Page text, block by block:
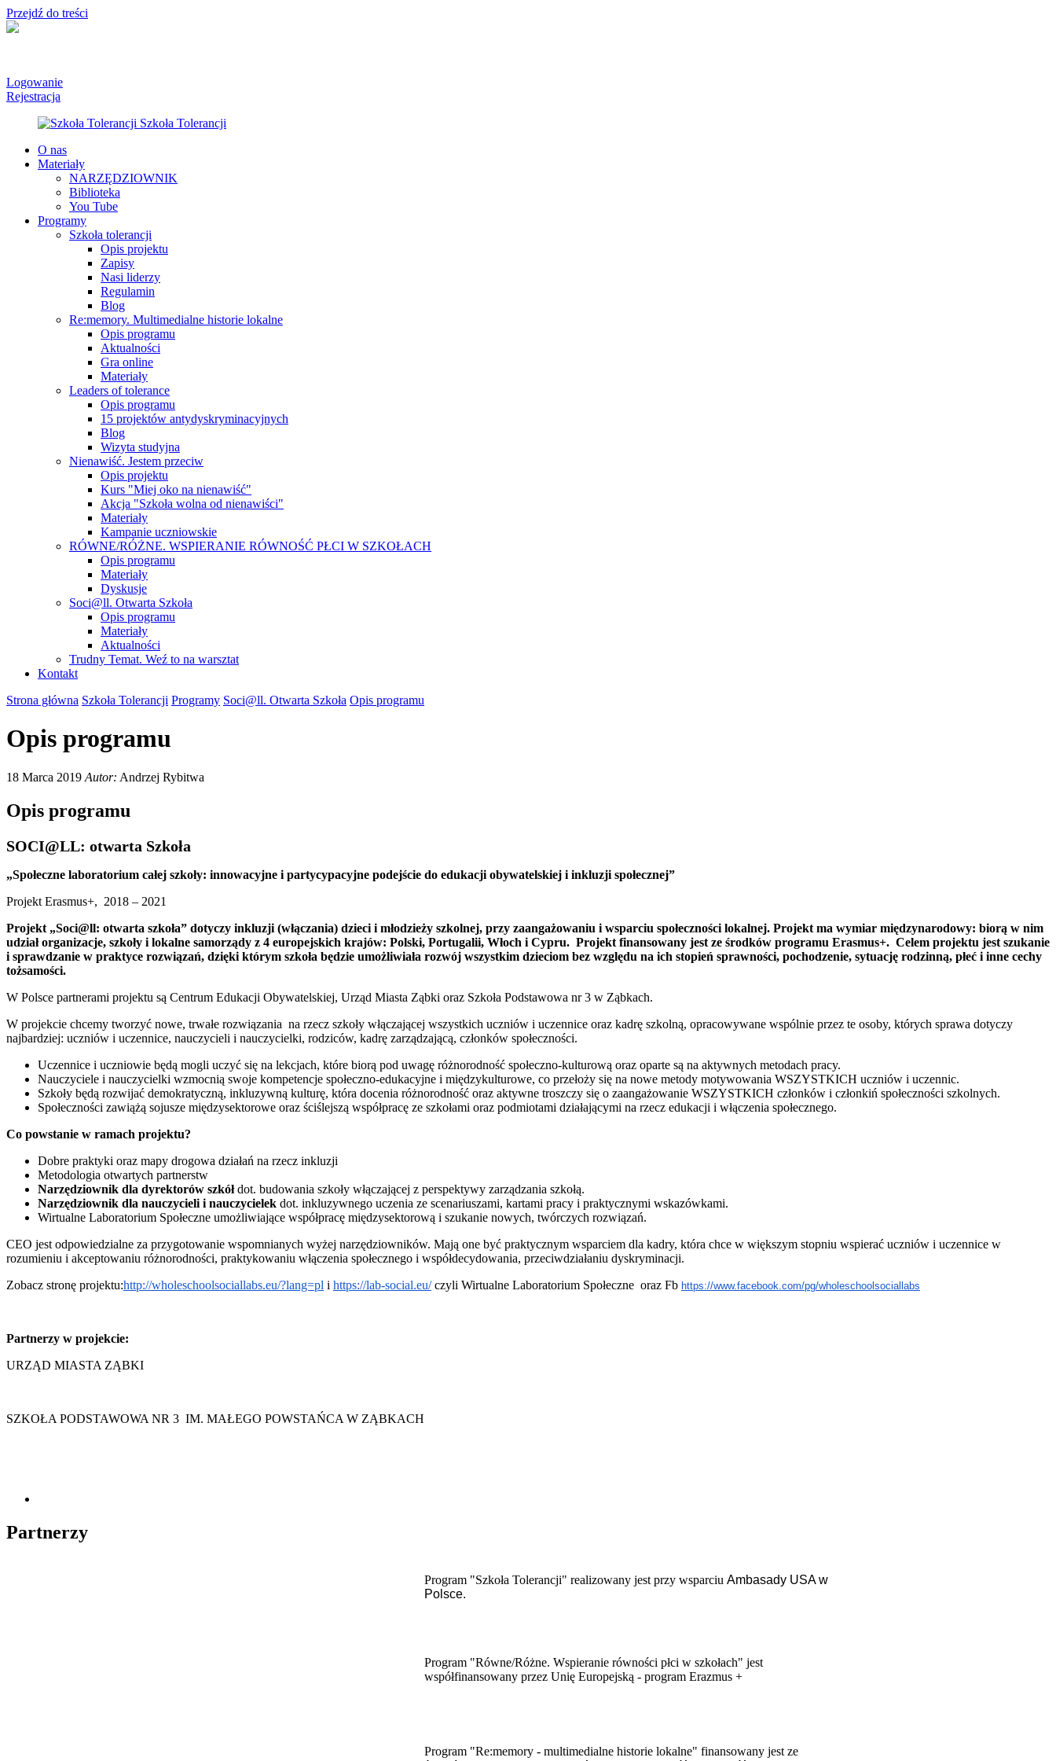
Przejdź do treści
Logowanie
Rejestracja
O nas
Materiały
NARZĘDZIOWNIK
Biblioteka
You Tube
Programy
Szkoła tolerancji
Opis projektu
Zapisy
Nasi liderzy
Regulamin
Blog
Re:memory. Multimedialne historie lokalne
Opis programu
Aktualności
Gra online
Materiały
Leaders of tolerance
Opis programu
15 projektów antydyskryminacyjnych
Blog
Wizyta studyjna
Nienawiść. Jestem przeciw
Opis projektu
Kurs "Miej oko na nienawiść"
Akcja "Szkoła wolna od nienawiści"
Materiały
Kampanie uczniowskie
RÓWNE/RÓŻNE. WSPIERANIE RÓWNOŚĆ PŁCI W SZKOŁACH
Opis programu
Materiały
Dyskusje
Soci@ll. Otwarta Szkoła
Opis programu
Materiały
Aktualności
Trudny Temat. Weź to na warsztat
Kontakt
Strona główna Szkoła Tolerancji Programy Soci@ll. Otwarta Szkoła Opis programu
Opis programu
18 Marca 2019 Autor: Andrzej Rybitwa
Opis programu
SOCI@LL: otwarta Szkoła
„Społeczne laboratorium całej szkoły: innowacyjne i partycypacyjne podejście do edukacji obywatelskiej i inkluzji społecznej”
Projekt Erasmus+, 2018 – 2021
Projekt „Soci@ll: otwarta szkoła” dotyczy inkluzji (włączania) dzieci i młodzieży szkolnej, przy zaangażowaniu i wsparciu społeczności lokalnej. Projekt ma wymiar międzynarodowy: biorą w nim
udział organizacje, szkoły i lokalne samorządy z 4 europejskich krajów: Polski, Portugalii, Włoch i Cypru. Projekt finansowany jest ze środków programu Erasmus+. Celem projektu jest szukanie
i sprawdzanie w praktyce rozwiązań, dzięki którym szkoła będzie umożliwiała rozwój wszystkim dzieciom bez względu na ich stopień sprawności, pochodzenie, sytuację rodzinną, płeć i inne cechy
tożsamości.
W Polsce partnerami projektu są Centrum Edukacji Obywatelskiej, Urząd Miasta Ząbki oraz Szkoła Podstawowa nr 3 w Ząbkach.
W projekcie chcemy tworzyć nowe, trwałe rozwiązania na rzecz szkoły włączającej wszystkich uczniów i uczennice oraz kadrę szkolną, opracowywane wspólnie przez te osoby, których sprawa dotyczy
najbardziej: uczniów i uczennice, nauczycieli i nauczycielki, rodziców, kadrę zarządzającą, członków społeczności.
Uczennice i uczniowie będą mogli uczyć się na lekcjach, które biorą pod uwagę różnorodność społeczno-kulturową oraz oparte są na aktywnych metodach pracy.
Nauczyciele i nauczycielki wzmocnią swoje kompetencje społeczno-edukacyjne i międzykulturowe, co przełoży się na nowe metody motywowania WSZYSTKICH uczniów i uczennic.
Szkoły będą rozwijać demokratyczną, inkluzywną kulturę, która docenia różnorodność oraz aktywne troszczy się o zaangażowanie WSZYSTKICH członków i członkiń społeczności szkolnych.
Społeczności zawiążą sojusze międzysektorowe oraz ściślejszą współpracę ze szkołami oraz podmiotami działającymi na rzecz edukacji i włączenia społecznego.
Co powstanie w ramach projektu?
Dobre praktyki oraz mapy drogowa działań na rzecz inkluzji
Metodologia otwartych partnerstw
Narzędziownik dla dyrektorów szkółdot. budowania szkoły włączającej z perspektywy zarządzania szkołą.
Narzędziownik dla nauczycieli i nauczycielek dot. inkluzywnego uczenia ze scenariuszami, kartami pracy i praktycznymi wskazówkami.
Wirtualne Laboratorium Społeczne umożliwiające współpracę międzysektorową i szukanie nowych, twórczych rozwiązań.
CEO jest odpowiedzialne za przygotowanie wspomnianych wyżej narzędziowników. Mają one być praktycznym wsparciem dla kadry, która chce w większym stopniu wspierać uczniów i uczennice w
rozumieniu i akceptowaniu różnorodności, praktykowaniu włączenia społecznego i współdecydowania, przeciwdziałaniu dyskryminacji.
Zobacz stronę projektu:http://wholeschoolsociallabs.eu/?lang=pl i https://lab-social.eu/czyli Wirtualne Laboratorium Społeczne oraz Fb https://www.facebook.com/pg/wholeschoolsociallabs
Partnerzy w projekcie:
URZĄD MIASTA ZĄBKI
SZKOŁA PODSTAWOWA NR 3 IM. MAŁEGO POWSTAŃCA W ZĄBKACH
Partnerzy
Program "Szkoła Tolerancji" realizowany jest przy wsparciu Ambasady USA w
Polsce.
Program "Równe/Różne. Wspieranie równości płci w szkołach" jest
współfinansowany przez Unię Europejską - program Erazmus +
​Program "Re:memory - multimedialne historie lokalne" finansowany jest ze